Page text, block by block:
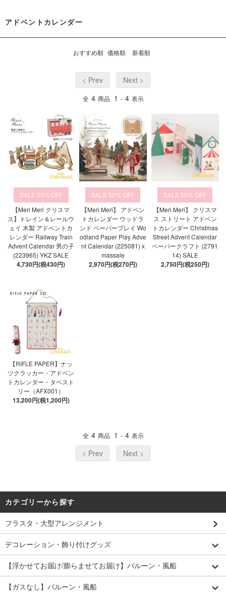
アドベントカレンダー
おすすめ順 価格順 新着順
< Prev Next >
全 4 商品 1 - 4 表示
50%
【Meri Meri クリスマ
ス】トレイン＆レールウ
ェイ 木製 アドベントカ
レンダー Railway Train
Advent Calendar 男の子
(223965) YKZ SALE
4,730円(税430円)
50%
【Meri Meri】 アドベン
トカレンダー ウッドラ
ンド ペーパープレイ Wo
odland Paper Play Adve
nt Calendar (225081) x
massale
2,970円(税270円)
50%
【Meri Meri】 クリスマ
ス ストリート アドベン
トカレンダー Christmas
Street Advent Calendar
ペーパークラフト (2791
14) SALE
2,750円(税250円)
【RIFLE PAPER】ナッ
ツクラッカー・アドベン
トカレンダー・タペスト
リー（AFX001）
13,200円(税1,200円)
全 4 商品 1 - 4 表示
< Prev Next >
カテゴリーから探す
フラスタ・大型アレンジメント
デコレーション・飾り付けグッズ
【浮かせてお届け/膨らませてお届け】バルーン・風船
【ガスなし】バルーン・風船